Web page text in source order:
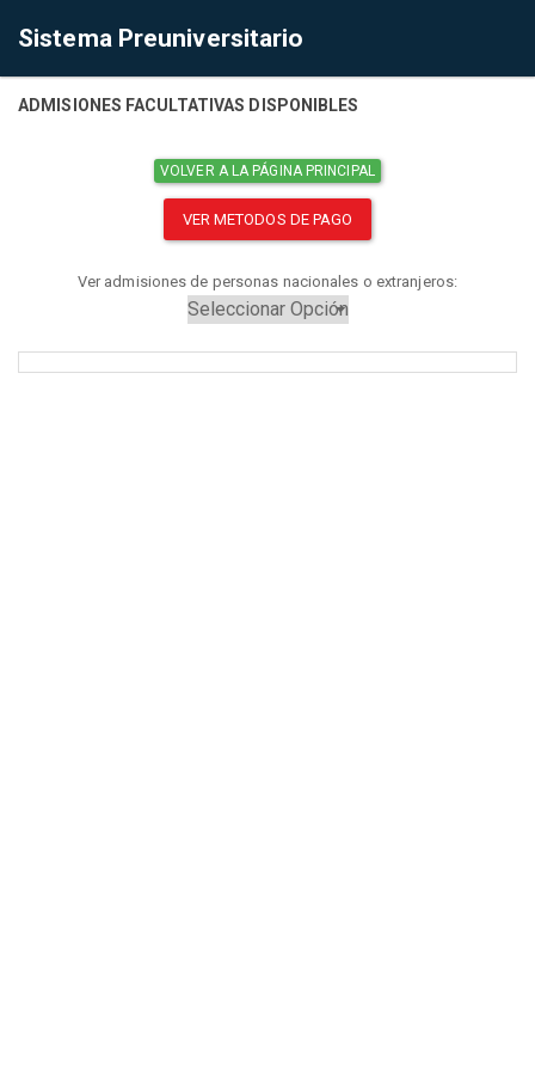
Sistema Preuniversitario
ADMISIONES FACULTATIVAS DISPONIBLES
VOLVER A LA PÁGINA PRINCIPAL
VER METODOS DE PAGO
Ver admisiones de personas nacionales o extranjeros: